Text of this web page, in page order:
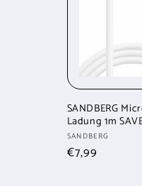
SANDBERG
Ladung 1m
Anbieter:
SANDBERG
Normaler
€7,99